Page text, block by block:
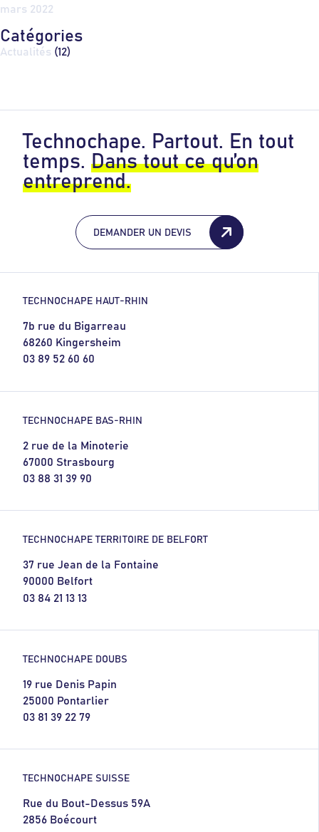
mars 2022
Catégories
Actualités (12)
Technochape. Partout. En tout
temps. Dans tout ce qu’on
entreprend.
DEMANDER UN DEVIS
TECHNOCHAPE HAUT-RHIN
7b rue du Bigarreau
68260 Kingersheim
03 89 52 60 60
TECHNOCHAPE BAS-RHIN
2 rue de la Minoterie
67000 Strasbourg
03 88 31 39 90
TECHNOCHAPE TERRITOIRE DE BELFORT
37 rue Jean de la Fontaine
90000 Belfort
03 84 21 13 13
TECHNOCHAPE DOUBS
19 rue Denis Papin
25000 Pontarlier
03 81 39 22 79
TECHNOCHAPE SUISSE
Rue du Bout-Dessus 59A
2856 Boécourt